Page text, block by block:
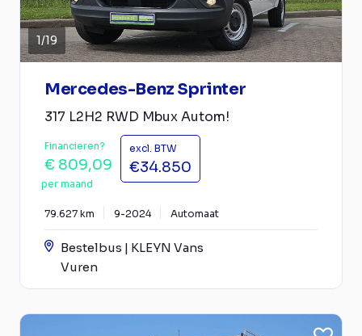
1/19
Mercedes-Benz Sprinter
317 L2H2 RWD Mbux Autom!
Financieren?
€ 809,09
per maand
excl. BTW
€34.850
79.627 km 9-2024 Automaat
Bestelbus | KLEYN Vans
Vuren